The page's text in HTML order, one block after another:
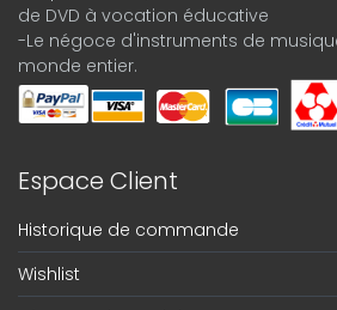
de DVD à vocation éducative
-Le négoce d'instruments de
monde entier.
Espace Client
Historique de commande
Wishlist